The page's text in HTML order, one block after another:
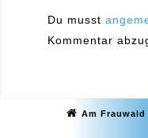
Du musst
Kommentar
Am Frauwald